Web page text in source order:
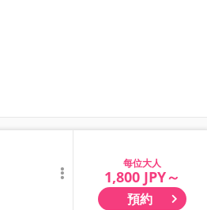
大人
1,800 JPY～
預約